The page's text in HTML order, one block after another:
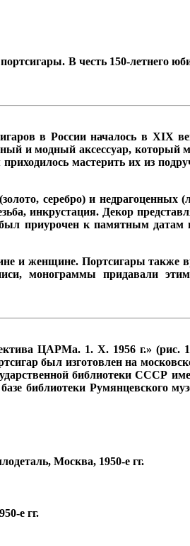
В честь 150-летнего
в России началось в XIX
и модный аксессуар, который
мастерить их из
серебро) и недрагоценных
инкрустация. Декор
был приурочен к памятным
и женщине. Портсигары также
монограммы придавали
ЦАРМа. 1. Х. 1956 г.»(рис.
был изготовлен на
библиотеки СССР
библиотеки Румянцевского
Москва, 1950-е гг.
е гг.